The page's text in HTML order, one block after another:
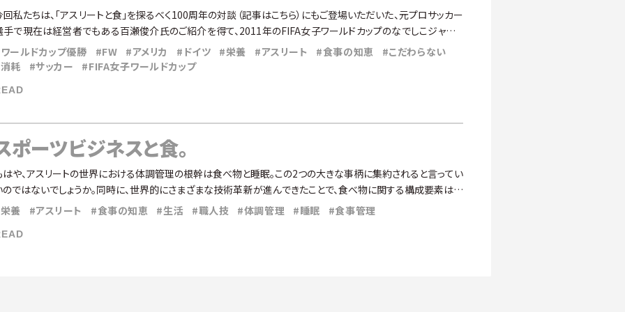
回私たちは、「アスリートと食」を探るべく100周年の対談（記事はこちら）にもご登場いただいた、元プロサッカー
手で現在は経営者でもある百瀬俊介氏のご紹介を得て、2011年のFIFA女子ワールドカップのなでしこジャパン
[…]
ールドカップ優勝 #FW #アメリカ #ドイツ #栄養 #アスリート #食事の知恵
#こだわらない
耗
#サッカー #FIFA女子ワールドカップ
ポーツビジネスと食。
はや、アスリートの世界における体調管理の根幹は食べ物と睡眠。この2つの大きな事柄に集約されると言ってい
のではないでしょうか。同時に、世界的にさまざまな技術革新が進んできたことで、食べ物に関する構成要素はか
り分析でき […]
養 #アスリート #食事の知恵 #生活 #職人技 #体調管理 #睡眠 #食事管理